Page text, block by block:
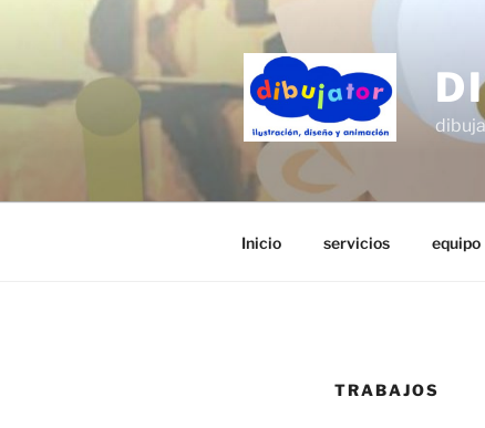
Inicio servicios equipo
TRABAJOS